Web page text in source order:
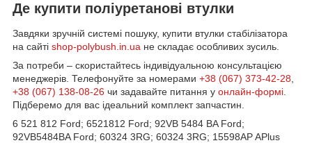
Де купити поліуретанові втулки
Завдяки зручній системі пошуку, купити втулки стабілізатора
на сайті shop-polybush.in.ua не складає особливих зусиль.
За потреби – скористайтесь індивідуальною консультацією
менеджерів. Телефонуйте за номерами +38 (067) 373-42-28
+38 (067) 138-08-26 чи задавайте питання у онлайн-формі
Підберемо для вас ідеальний комплект запчастин.
6 521 812 Ford; 6521812 Ford; 92VB 5484 BA Ford;
92VB5484BA Ford; 60324 3RG; 60324 3RG; 15598AP APlus